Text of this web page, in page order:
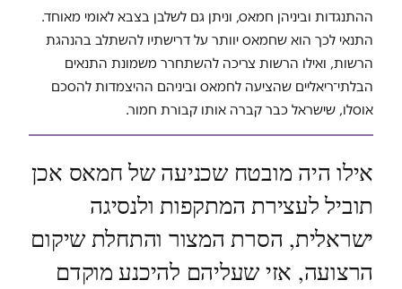
ההתנגדות וביניהן חמאס, וניתן גם לשלבן בצבא לאומי מאוחד.
התנאי לכך הוא שחמאס יוותר על דרישתיו להשתלב בהנהגת
הרשות, ואילו הרשות צריכה להשתחרר משמונת התנאים
הבלתי־ריאליים שהציעה לחמאס וביניהם ההיצמדות להסכם
אוסלו, שישראל כבר קברה אותו קבורת חמור.
אילו היה מובטח שכניעה של חמאס אכן
תוביל לעצירת המתקפות ולנסיגה
ישראלית, הסרת המצור והתחלת שיקום
הרצועה, אזי שעליהם להיכנע מוקדם